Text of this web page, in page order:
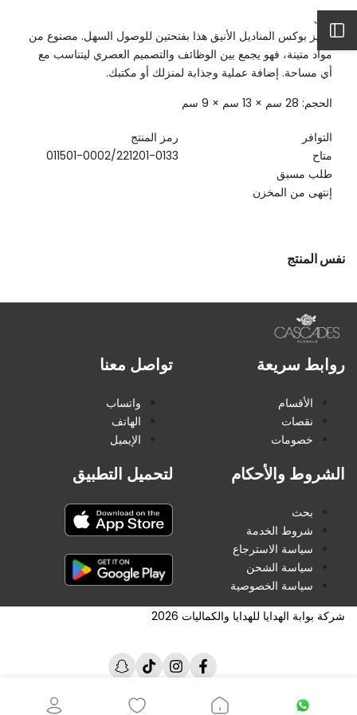
الشريط
الجانبي
بوكس
مناديل
أخضر
مناديل
-
أخضر
وصف
يتميز بوكس المناديل الأنيق هذا بفتحتين للوصول السهل. مصنوع من
مواد متينة، فهو يجمع بين الوظائف والتصميم العصري ليتناسب مع
أي مساحة. إضافة عملية وجذابة لمنزلك أو مكتبك.
الحجم: 28 سم × 13 سم × 9 سم
التوافر
متاح
طلب مسبق
إنتهى من المخزن
رمز المنتج
011501-0002/221201-0133
نفس المنتج
روابط سريعة
الأقسام
نقصات
خصومات
تواصل معنا
واتساب
الهاتف
الإيميل
الشروط والأحكام
بحث
شروط الخدمة
سياسة الاسترجاع
سياسة الشحن
سياسة الخصوصية
لتحميل التطبيق
شركة بوابة الهدايا للهدايا والكماليات 2026
فيسبوكانستغرام
تيك
توك
سناب
شات